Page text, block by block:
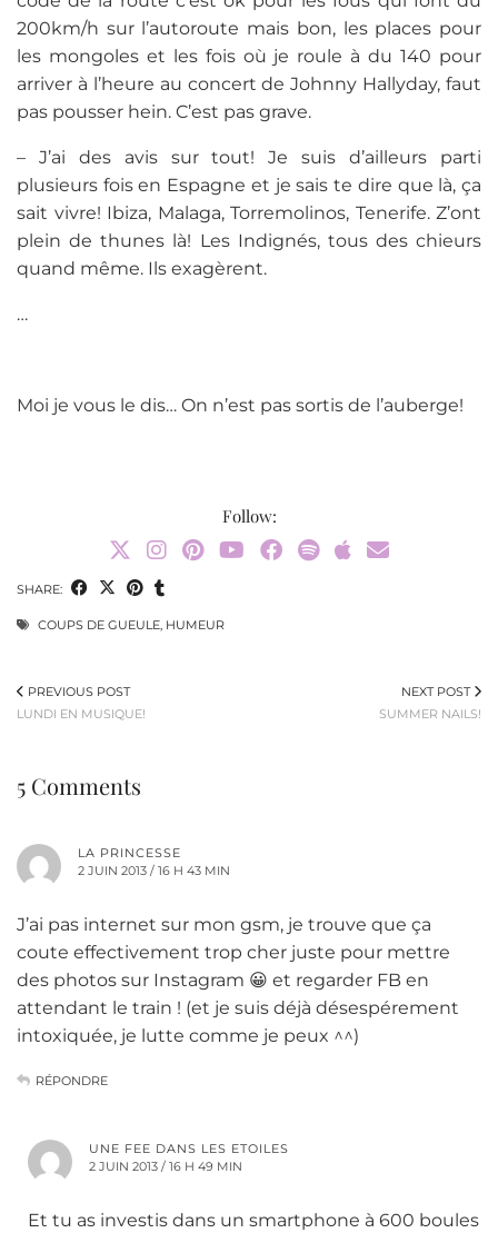
200km/h sur l’autoroute mais bon, les places pour
les mongoles et les fois où je roule à du 140 pour
arriver à l’heure au concert de Johnny Hallyday, faut
pas pousser hein. C’est pas grave.
– J’ai des avis sur tout! Je suis d’ailleurs parti
plusieurs fois en Espagne et je sais te dire que là, ça
sait vivre! Ibiza, Malaga, Torremolinos, Tenerife. Z’ont
plein de thunes là! Les Indignés, tous des chieurs
quand même. Ils exagèrent.
…
Moi je vous le dis… On n’est pas sortis de l’auberge!
Follow:
SHARE:
COUPS DE GUEULE, HUMEUR
PREVIOUS POST
LUNDI EN MUSIQUE!
NEXT POST
SUMMER NAILS!
5 Comments
LA PRINCESSE
2 JUIN 2013 / 16 H 43 MIN
J’ai pas internet sur mon gsm, je trouve que ça
coute effectivement trop cher juste pour mettre
des photos sur Instagram 😀 et regarder FB en
attendant le train ! (et je suis déjà désespérement
intoxiquée, je lutte comme je peux ^^)
RÉPONDRE
UNE FEE DANS LES ETOILES
2 JUIN 2013 / 16 H 49 MIN
Et tu as investis dans un smartphone à 600 boules